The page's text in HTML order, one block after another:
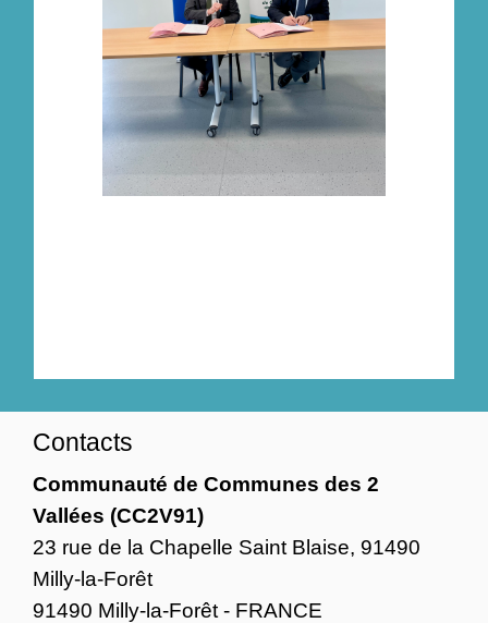
Contacts
Communauté de Communes des 2
Vallées (CC2V91)
23 rue de la Chapelle Saint Blaise, 91490
Milly-la-Forêt
91490 Milly-la-Forêt - FRANCE